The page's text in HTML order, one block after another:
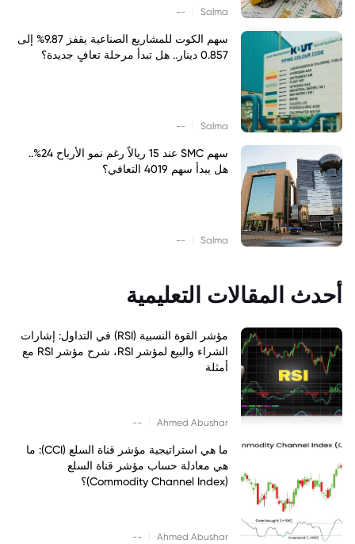
Salma
--
سهم الكوت للمشاريع الصناعية يقفز 9.87% إلى
0.857 دينار.. هل تبدأ مرحلة تعافٍ جديدة؟
Salma
--
سهم SMC عند 15 ريالاً رغم نمو الأرباح 24%..
هل يبدأ سهم 4019 التعافي؟
Salma
--
أحدث المقالات التعليمية
مؤشر القوة النسبية (RSI) في التداول: إشارات
الشراء والبيع لمؤشر RSI، شرح مؤشر RSI مع
أمثلة
Ahmed Abushar
--
ما هي استراتيجية مؤشر قناة السلع (CCI): ما
هي معادلة حساب مؤشر قناة السلع
(Commodity Channel Index)؟
Ahmed Abushar
--